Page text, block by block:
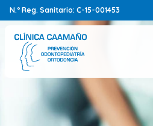
N.º Reg. Sanitario: C-15-001453